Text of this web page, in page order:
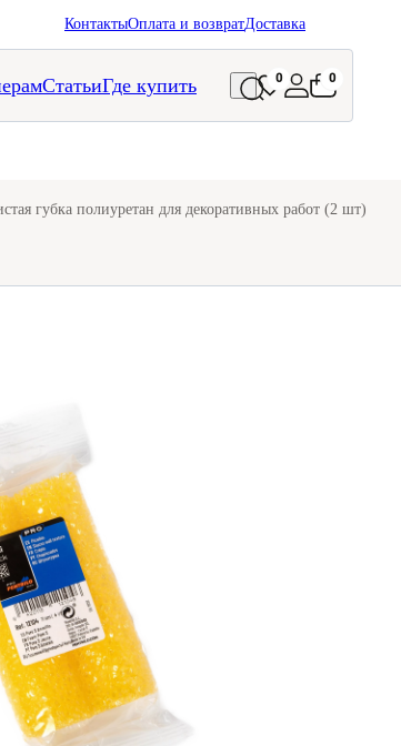
КонтактыОплата и возвратДоставка
СтатьиГде купить 0 0
губка полиуретан для декоративных работ (2 шт)